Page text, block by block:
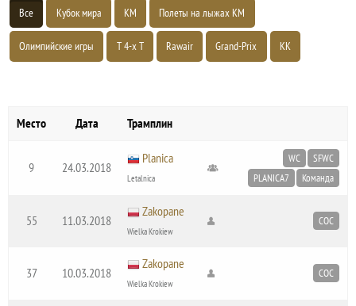
Все Кубок мира КМ Полеты на лыжах КМ
Олимпийские игры Т 4-х Т Rawair Grand-Prix КК
Место Дата Трамплин
9 24.03.2018
Planica
Letalnica
WC
SFWC
PLANICA7
Команда
55 11.03.2018
Zakopane
Wielka Krokiew
COC
37 10.03.2018
Zakopane
Wielka Krokiew
COC